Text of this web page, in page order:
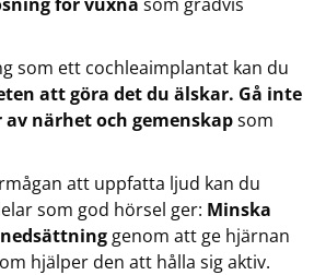
som ett cochleaimplantat kan du
att göra det du älskar. Gå inte
närhet och gemenskapsom
att uppfatta ljud kan du
som god hörsel ger: Minska
genom att ge hjärnan
hjälper den att hålla sig aktiv.